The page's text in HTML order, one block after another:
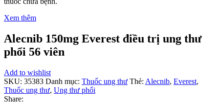
Xem thêm
Alecnib 150mg Everest điều trị ung thư
phổi 56 viên
Add to wishlist
SKU: 35383 Danh mục: Thuốc ung thư Thẻ: Alecnib, Everest,
Thuốc ung thư, Ung thư phổi
Share: